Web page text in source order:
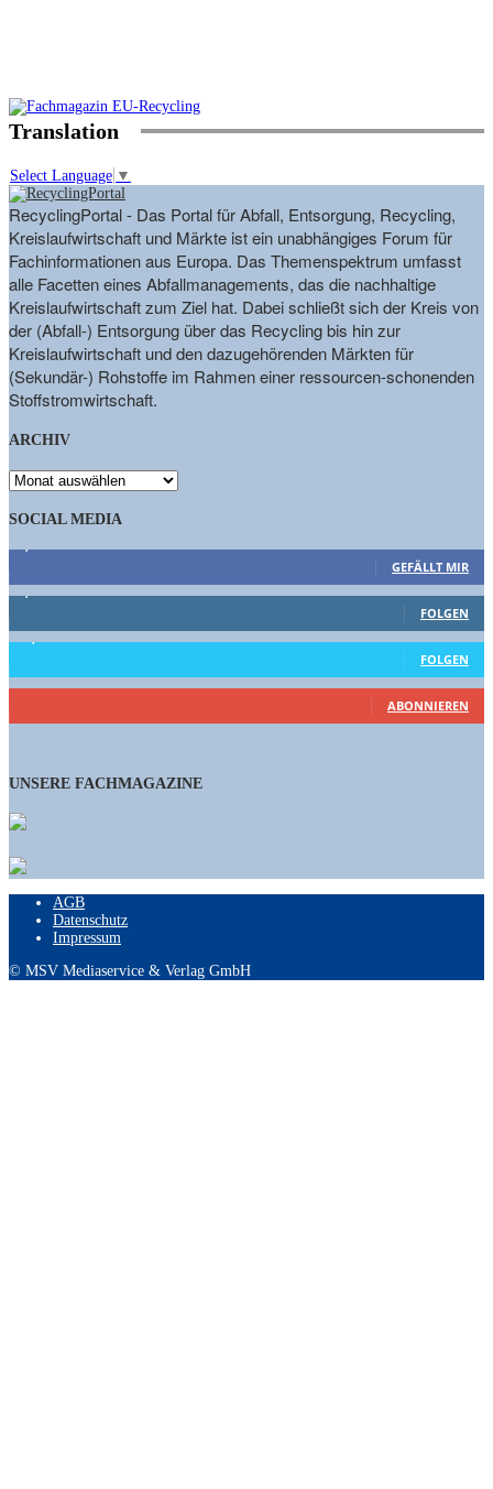
Translation
Select Language ▼
RecyclingPortal - Das Portal für Abfall, Entsorgung, Recycling,
Kreislaufwirtschaft und Märkte ist ein unabhängiges Forum für
Fachinformationen aus Europa. Das Themenspektrum umfasst
alle Facetten eines Abfallmanagements, das die nachhaltige
Kreislaufwirtschaft zum Ziel hat. Dabei schließt sich der Kreis von
der (Abfall-) Entsorgung über das Recycling bis hin zur
Kreislaufwirtschaft und den dazugehörenden Märkten für
(Sekundär-) Rohstoffe im Rahmen einer ressourcen-schonenden
Stoffstromwirtschaft.
ARCHIV
ARCHIV
SOCIAL MEDIA
GEFÄLLT MIR
1,662 Follower
FOLGEN
15,658 Follower
FOLGEN
461 Abonnenten
ABONNIEREN
UNSERE FACHMAGAZINE
AGB
Datenschutz
Impressum
© MSV Mediaservice & Verlag GmbH